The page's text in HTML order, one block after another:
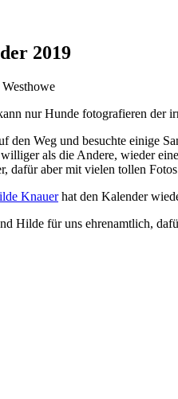
2019
nur Hunde fotografieren der
den Weg und besuchte einige
als die Andere, wieder
dafür aber mit vielen tollen
Knauerhat den Kalender
Hilde für uns ehrenamtlich,